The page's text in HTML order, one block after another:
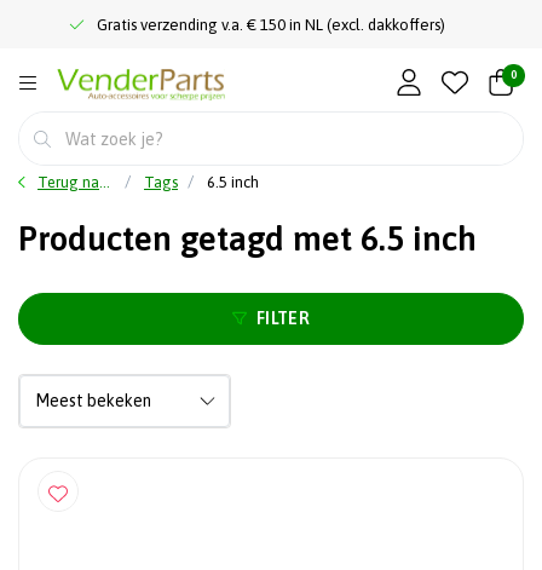
Gratis verzending v.a. € 150 in NL (excl. dakkoffers)
0
Terug naar home Tags 6.5 inch
Producten getagd met 6.5 inch
FILTER